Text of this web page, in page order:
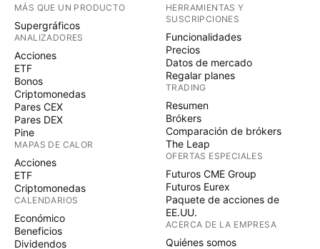
MÁS QUE UN PRODUCTO
Supergráficos
ANALIZADORES
Acciones
ETF
Bonos
Criptomonedas
Pares CEX
Pares DEX
Pine
MAPAS DE CALOR
Acciones
ETF
Criptomonedas
CALENDARIOS
Económico
Beneficios
Dividendos
HERRAMIENTAS Y
SUSCRIPCIONES
Funcionalidades
Precios
Datos de mercado
Regalar planes
TRADING
Resumen
Brókers
Comparación de brókers
The Leap
OFERTAS ESPECIALES
Futuros CME Group
Futuros Eurex
Paquete de acciones de
EE.UU.
ACERCA DE LA EMPRESA
Quiénes somos